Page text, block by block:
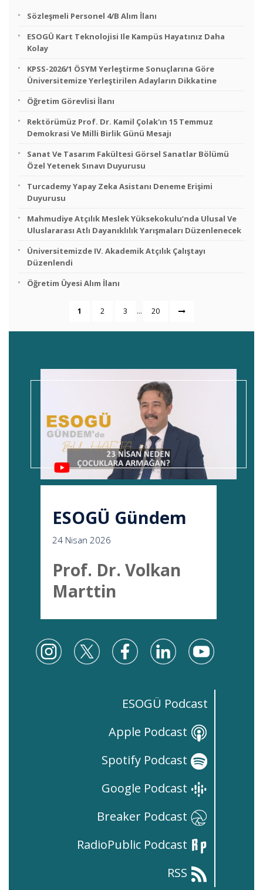
Sözleşmeli Personel 4/B Alım İlanı
ESOGÜ Kart Teknolojisi Ile Kampüs Hayatınız Daha
Kolay
KPSS-2026/1 ÖSYM Yerleştirme Sonuçlarına Göre
Üniversitemize Yerleştirilen Adayların Dikkatine
Öğretim Görevlisi İlanı
Rektörümüz Prof. Dr. Kamil Çolak'ın 15 Temmuz
Demokrasi Ve Milli Birlik Günü Mesajı
Sanat Ve Tasarım Fakültesi Görsel Sanatlar Bölümü
Özel Yetenek Sınavı Duyurusu
Turcademy Yapay Zeka Asistanı Deneme Erişimi
Duyurusu
Mahmudiye Atçılık Meslek Yüksekokulu’nda Ulusal Ve
Uluslararası Atlı Dayanıklılık Yarışmaları Düzenlenecek
Üniversitemizde IV. Akademik Atçılık Çalıştayı
Düzenlendi
Öğretim Üyesi Alım İlanı
1 2 3 ... 20
ESOGÜ Gündem
24 Nisan 2026
Prof. Dr. Volkan
Marttin
ESOGÜ Podcast
Apple Podcast
Spotify Podcast
Google Podcast
Breaker Podcast
RadioPublic Podcast
RSS